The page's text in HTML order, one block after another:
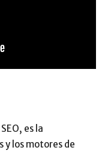
es la
y los motores de